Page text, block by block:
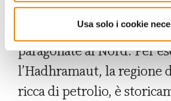
Usa solo i cookie
Yemen del Sud (PDRY),
tribali sono qui più
paragonate al Nord. Per
l’Hadhramaut, la regione
ricca di petrolio, è